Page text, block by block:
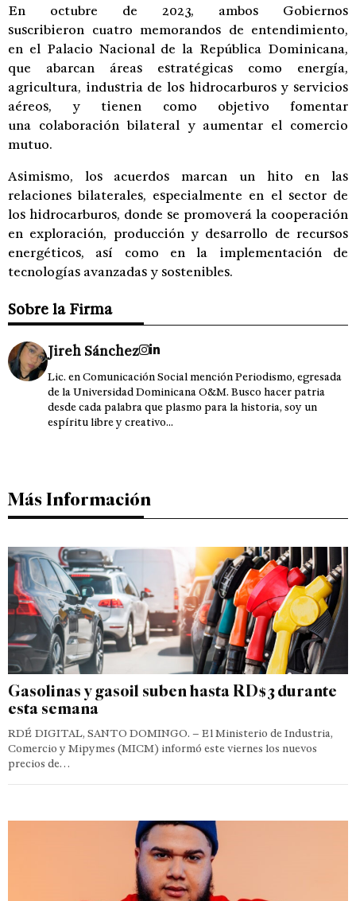
En octubre de 2023, ambos Gobiernos
suscribieron cuatro memorandos de entendimiento,
en el Palacio Nacional de la República Dominicana,
que abarcan áreas estratégicas como energía,
agricultura, industria de los hidrocarburos y servicios
aéreos, y tienen como objetivo fomentar
una colaboración bilateral y aumentar el comercio
mutuo.
Asimismo, los acuerdos marcan un hito en las
relaciones bilaterales, especialmente en el sector de
los hidrocarburos, donde se promoverá la cooperación
en exploración, producción y desarrollo de recursos
energéticos, así como en la implementación de
tecnologías avanzadas y sostenibles.
Sobre la Firma
Jireh Sánchez
Lic. en Comunicación Social mención Periodismo, egresada
de la Universidad Dominicana O&M. Busco hacer patria
desde cada palabra que plasmo para la historia, soy un
espíritu libre y creativo...
Más Información
Gasolinas y gasoil suben hasta RD$3 durante
esta semana
RDÉ DIGITAL, SANTO DOMINGO. – El Ministerio de Industria,
Comercio y Mipymes (MICM) informó este viernes los nuevos
precios de…